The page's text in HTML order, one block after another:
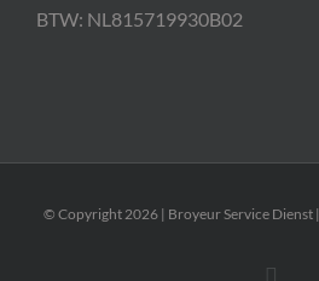
BTW: NL815719930B02
© Copyright2026 | Broyeur Service Dienst |